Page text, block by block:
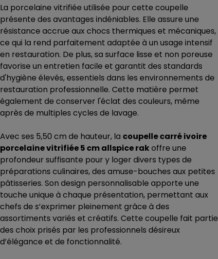
La porcelaine vitrifiée utilisée pour cette coupelle
présente des avantages indéniables. Elle assure une
résistance accrue aux chocs thermiques et mécaniques,
ce qui la rend parfaitement adaptée à un usage intensif
en restauration. De plus, sa surface lisse et non poreuse
favorise un entretien facile et garantit des standards
d'hygiène élevés, essentiels dans les environnements de
restauration professionnelle. Cette matière permet
également de conserver l'éclat des couleurs, même
après de multiples cycles de lavage.
Avec ses 5,50 cm de hauteur, la coupelle carré ivoire
porcelaine vitrifiée 5 cm allspice rakoffre une
profondeur suffisante pour y loger divers types de
préparations culinaires, des amuse-bouches aux petites
pâtisseries. Son design personnalisable apporte une
touche unique à chaque présentation, permettant aux
chefs de s’exprimer pleinement grâce à des
assortiments variés et créatifs. Cette coupelle fait partie
des choix prisés par les professionnels désireux
d’élégance et de fonctionnalité.